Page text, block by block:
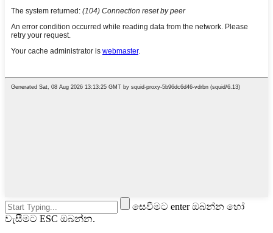
සෙවීමට enter ඔබන්න හෝ
වැසීමට ESC ඔබන්න.